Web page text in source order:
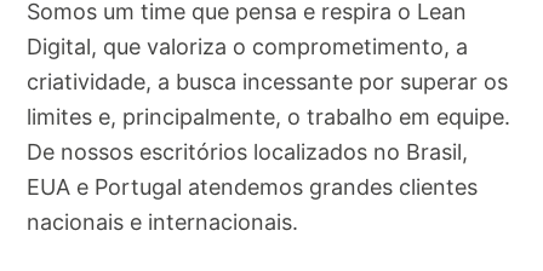
Somos um time que pensa e respira o Lean
Digital, que valoriza o comprometimento, a
criatividade, a busca incessante por superar os
limites e, principalmente, o trabalho em equipe.
De nossos escritórios localizados no Brasil,
EUA e Portugal atendemos grandes clientes
nacionais e internacionais.